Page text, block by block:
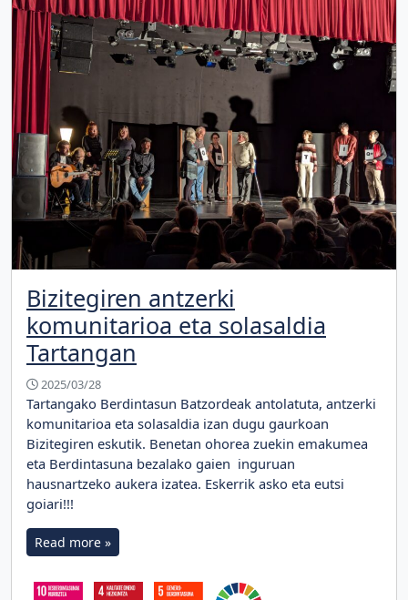
Bizitegiren antzerki
komunitarioa eta solasaldia
Tartangan
2025/03/28
Tartangako Berdintasun Batzordeak antolatuta, antzerki
komunitarioa eta solasaldia izan dugu gaurkoan
Bizitegiren eskutik. Benetan ohorea zuekin emakumea
eta Berdintasuna bezalako gaien inguruan
hausnartzeko aukera izatea. Eskerrik asko eta eutsi
goiari!!!
Read more »